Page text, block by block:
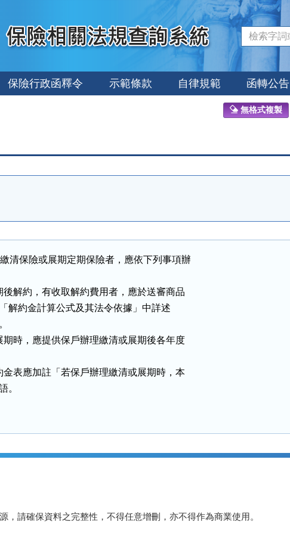
保險行政函釋令 示範條款 自律規範 函轉公告
無格式複製
清保險或展期定期保險者，應依下列事項辦
後解約，有收取解約費用者，應於送審商品
「解約金計算公式及其法令依據」中詳述
期時，應提供保戶辦理繳清或展期後各年度
金表應加註「若保戶辦理繳清或展期時，本
。
請確保資料之完整性，不得任意增刪，亦不得作為商業使用。